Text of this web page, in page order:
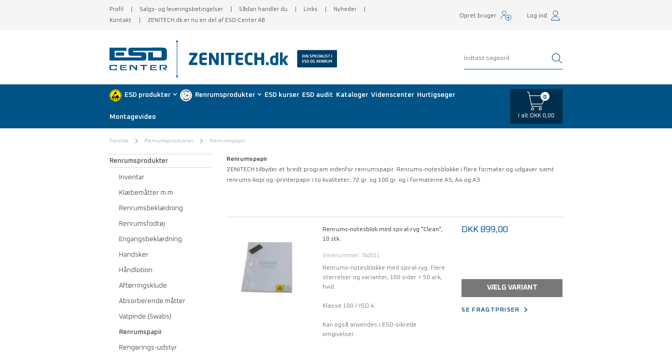
Profil Salgs- og leveringsbetingelser Sådan handler du Links
Nyheder
Kontakt
ZENITECH.dk er nu en del af ESD-Center AB
Opret bruger Log ind
ESD produkter Renrumsprodukter ESD kurser ESD audit Kataloger Videnscenter Hurtigsøger
Montagevideo
0
I alt: DKK 0,00
Forside Renrumsprodukter Renrumspapir
Renrumsprodukter
Inventar
Klæbemåtter m.m
Renrumsbeklædning
Renrumsfodtøj
Engangsbeklædning
Handsker
Håndlotion
Aftørringsklude
Absorberende måtter
Vatpinde (Swabs)
Renrumspapir
Rengørings-udstyr
Renrumspapir
ZENITECH tilbyder et bredt program indenfor renrumspapir. Renrums-notesblokke i flere formater og udgaver samt
renrums-kopi og -printerpapir i to kvaliteter; 72 gr. og 100 gr. og i formaterne A5, A4 og A3.
Renrums-notesblok med spiral-ryg "Clean",
10 stk.
Varenummer: 342011
Renrums-notesblokke med spiral-ryg. Flere
størrelser og varianter, 100 sider = 50 ark,
hvid.
Klasse 100 / ISO 4.
Kan også anvendes i ESD-sikrede
omgivelser.
DKK 899,00
VÆLG VARIANT
SE FRAGTPRISER